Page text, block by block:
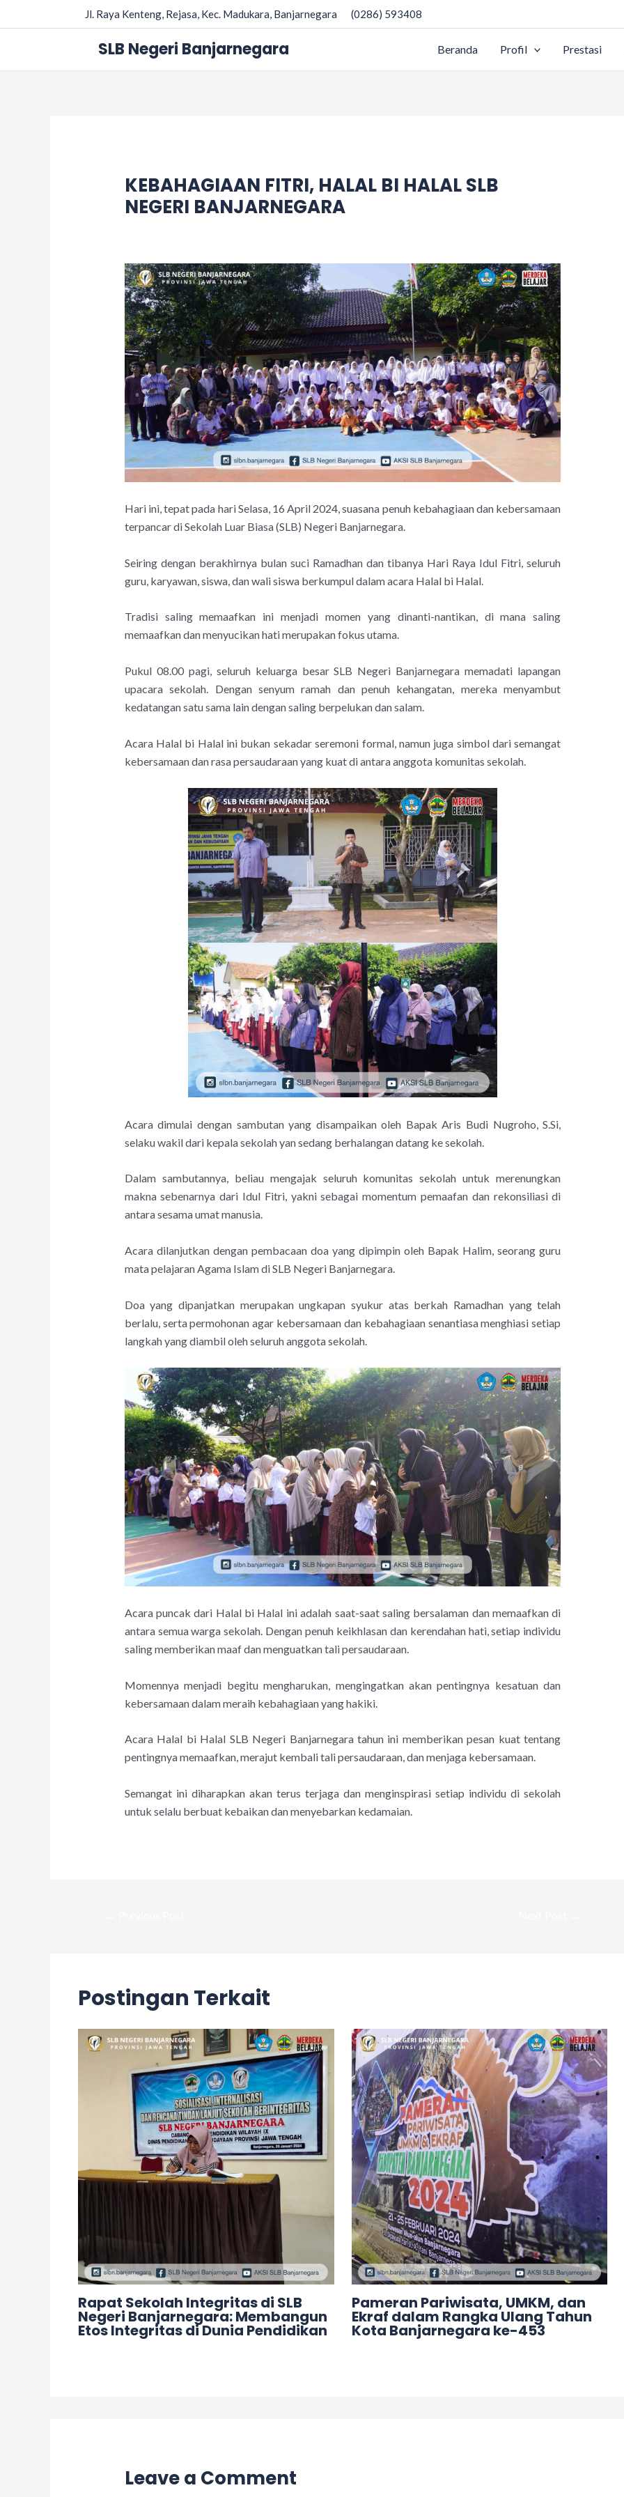
to
Jl. Raya Kenteng, Rejasa, Kec. Madukara, Banjarnegara (0286) 593408
SLB Negeri Banjarnegara Beranda Profil Prestasi
KEBAHAGIAAN FITRI, HALAL BI HALAL SLB
NEGERI BANJARNEGARA
Hari ini, tepat pada hari Selasa, 16 April 2024, suasana penuh kebahagiaan dan kebersamaan
terpancar di Sekolah Luar Biasa (SLB) Negeri Banjarnegara.
Seiring dengan berakhirnya bulan suci Ramadhan dan tibanya Hari Raya Idul Fitri, seluruh
guru, karyawan, siswa, dan wali siswa berkumpul dalam acara Halal bi Halal.
Tradisi saling memaafkan ini menjadi momen yang dinanti-nantikan, di mana saling
memaafkan dan menyucikan hati merupakan fokus utama.
Pukul 08.00 pagi, seluruh keluarga besar SLB Negeri Banjarnegara memadati lapangan
upacara sekolah. Dengan senyum ramah dan penuh kehangatan, mereka menyambut
kedatangan satu sama lain dengan saling berpelukan dan salam.
Acara Halal bi Halal ini bukan sekadar seremoni formal, namun juga simbol dari semangat
kebersamaan dan rasa persaudaraan yang kuat di antara anggota komunitas sekolah.
Acara dimulai dengan sambutan yang disampaikan oleh Bapak Aris Budi Nugroho, S.Si,
selaku wakil dari kepala sekolah yan sedang berhalangan datang ke sekolah.
Dalam sambutannya, beliau mengajak seluruh komunitas sekolah untuk merenungkan
makna sebenarnya dari Idul Fitri, yakni sebagai momentum pemaafan dan rekonsiliasi di
antara sesama umat manusia.
Acara dilanjutkan dengan pembacaan doa yang dipimpin oleh Bapak Halim, seorang guru
mata pelajaran Agama Islam di SLB Negeri Banjarnegara.
Doa yang dipanjatkan merupakan ungkapan syukur atas berkah Ramadhan yang telah
berlalu, serta permohonan agar kebersamaan dan kebahagiaan senantiasa menghiasi setiap
langkah yang diambil oleh seluruh anggota sekolah.
Acara puncak dari Halal bi Halal ini adalah saat-saat saling bersalaman dan memaafkan di
antara semua warga sekolah. Dengan penuh keikhlasan dan kerendahan hati, setiap individu
saling memberikan maaf dan menguatkan tali persaudaraan.
Momennya menjadi begitu mengharukan, mengingatkan akan pentingnya kesatuan dan
kebersamaan dalam meraih kebahagiaan yang hakiki.
Acara Halal bi Halal SLB Negeri Banjarnegara tahun ini memberikan pesan kuat tentang
pentingnya memaafkan, merajut kembali tali persaudaraan, dan menjaga kebersamaan.
Semangat ini diharapkan akan terus terjaga dan menginspirasi setiap individu di sekolah
untuk selalu berbuat kebaikan dan menyebarkan kedamaian.
Post
navigation
Postingan Terkait
Rapat Sekolah Integritas di SLB
Negeri Banjarnegara: Membangun
Etos Integritas di Dunia Pendidikan
Pameran Pariwisata, UMKM, dan
Ekraf dalam Rangka Ulang Tahun
Kota Banjarnegara ke-453
Leave a Comment